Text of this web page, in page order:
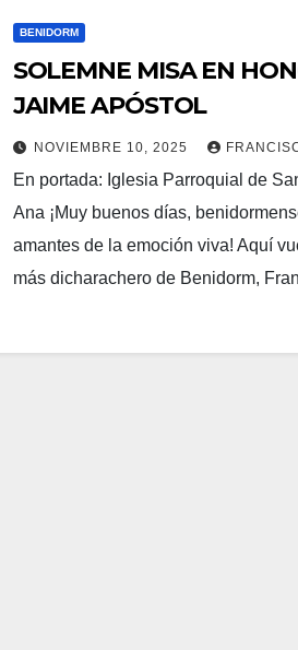
BENIDORM
SOLEMNE MISA EN
JAIME APÓSTOL
NOVIEMBRE 10, 2025
En portada: Iglesia Parroquial de
Ana ¡Muy buenos días,
amantes de la emoción viva! Aquí
más dicharachero de Benidorm,